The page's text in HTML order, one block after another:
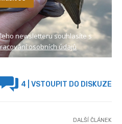
newsletteru souhlasíte s
osobních údajů
4 | VSTOUPIT DO DISKUZE
DALŠÍ ČLÁNEK